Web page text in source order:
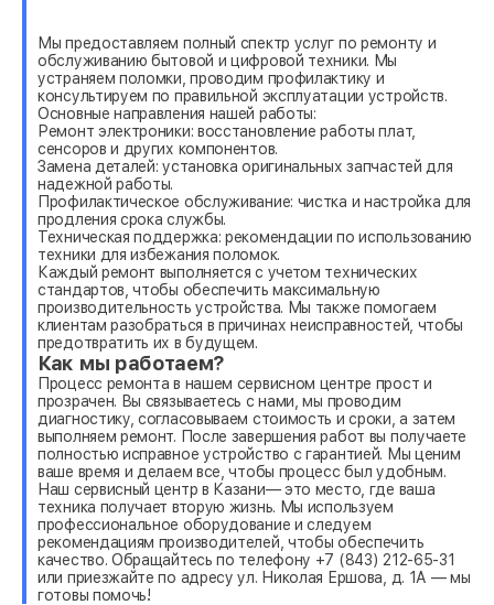
Мы предоставляем полный спектр услуг по ремонту и
обслуживанию бытовой и цифровой техники. Мы
устраняем поломки, проводим профилактику и
консультируем по правильной эксплуатации устройств.
Основные направления нашей работы:
Ремонт электроники: восстановление работы плат,
сенсоров и других компонентов.
Замена деталей: установка оригинальных запчастей для
надежной работы.
Профилактическое обслуживание: чистка и настройка для
продления срока службы.
Техническая поддержка: рекомендации по использованию
техники для избежания поломок.
Каждый ремонт выполняется с учетом технических
стандартов, чтобы обеспечить максимальную
производительность устройства. Мы также помогаем
клиентам разобраться в причинах неисправностей, чтобы
предотвратить их в будущем.
Как мы работаем?
Процесс ремонта в нашем сервисном центре прост и
прозрачен. Вы связываетесь с нами, мы проводим
диагностику, согласовываем стоимость и сроки, а затем
выполняем ремонт. После завершения работ вы получаете
полностью исправное устройство с гарантией. Мы ценим
ваше время и делаем все, чтобы процесс был удобным.
Наш сервисный центр в Казани— это место, где ваша
техника получает вторую жизнь. Мы используем
профессиональное оборудование и следуем
рекомендациям производителей, чтобы обеспечить
качество. Обращайтесь по телефону +7 (843) 212-65-31
или приезжайте по адресу ул. Николая Ершова, д. 1А — мы
готовы помочь!